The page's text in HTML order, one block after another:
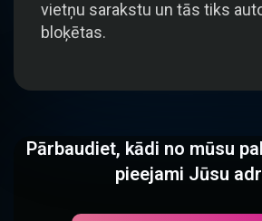
vietņu sarakstu un tās tiks
bloķētas.
Pārbaudiet, kādi no mūsu
pieejami Jūsu